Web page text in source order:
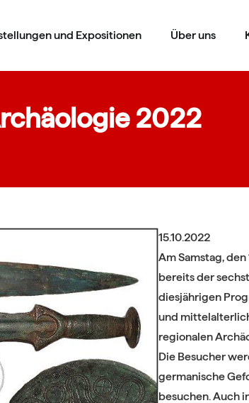
und Expositionen Über uns
2022
15.10.2022
Am Samstag,
bereits der
diesjährigen
und
regionalen
Die Besucher
germanische
besuchen. Auch